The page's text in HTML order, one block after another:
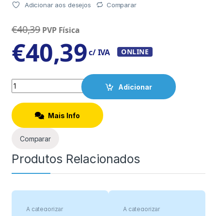
Adicionar aos desejos Comparar
€40,39 PVP Física
€40,39c/ IVA ONLINE
Quantity
Adicionar
Mais Info
Comparar
Produtos Relacionados
A categorizar
A categorizar